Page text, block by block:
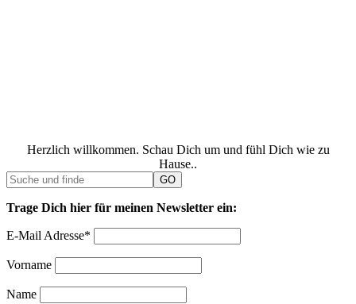
Herzlich willkommen. Schau Dich um und fühl Dich wie zu
Hause..
Trage Dich hier für meinen Newsletter ein:
E-Mail Adresse*
Vorname
Name